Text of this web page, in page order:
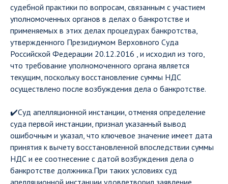
судебной практики по вопросам, связанным с участием
уполномоченных органов в делах о банкротстве и
применяемых в этих делах процедурах банкротства,
утвержденного Президиумом Верховного Суда
Российской Федерации 20.12.2016 , и исходил из того,
что требование уполномоченного органа является
текущим, поскольку восстановление суммы НДС
осуществлено после возбуждения дела о банкротстве.
✔️Суд апелляционной инстанции, отменяя определение
суда первой инстанции, признал указанный вывод
ошибочным и указал, что ключевое значение имеет дата
принятия к вычету восстановленной впоследствии суммы
НДС и ее соотнесение с датой возбуждения дела о
банкротстве должника.При таких условиях суд
апелляционной инстанции удовлетворил заявление